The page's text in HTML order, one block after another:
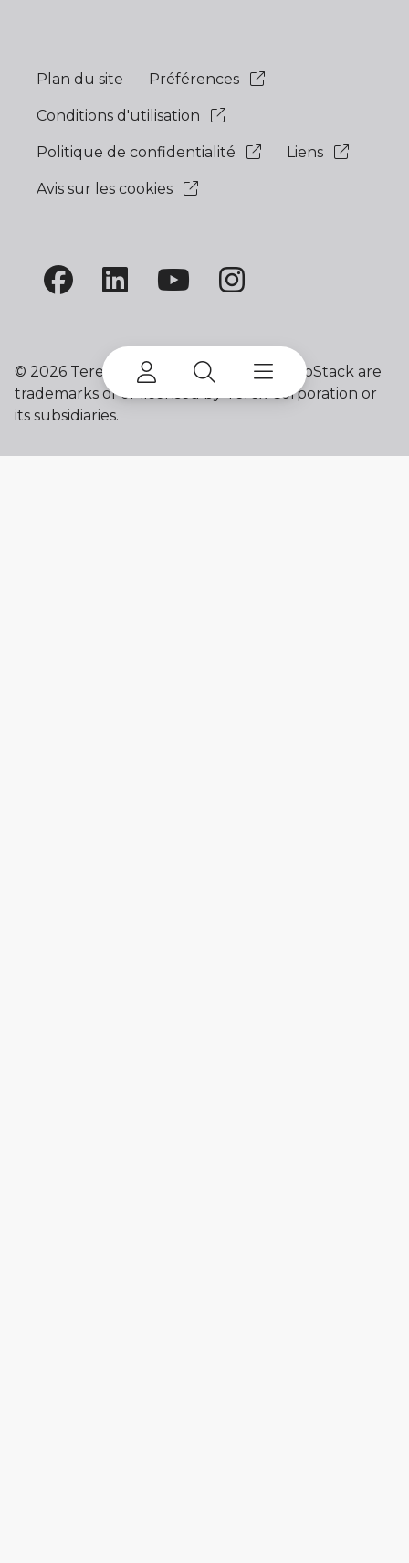
Plan du site Préférences
Conditions d'utilisation
Politique de confidentialité Liens
Avis sur les cookies
© 2026 Terex Corporation. Terex and ProStack are
trademarks of or licensed by Terex Corporation or
its subsidiaries.